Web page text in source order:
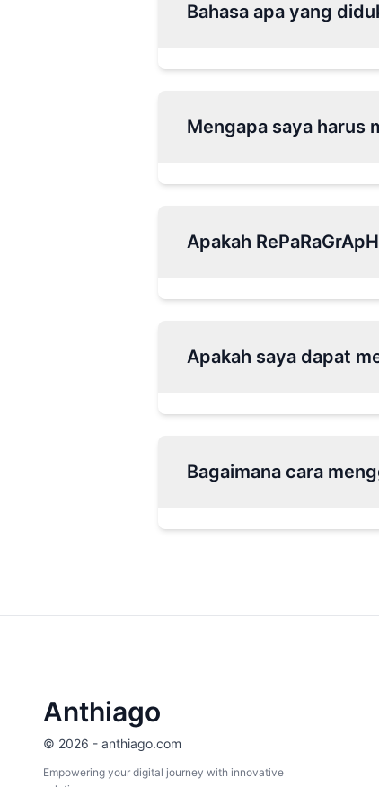
Bahasa apa yang
Mengapa saya harus
Apakah
Apakah saya dapat
Bagaimana cara
Anthiago
© 2026 - anthiago.com
Empowering your digital journey with innovative